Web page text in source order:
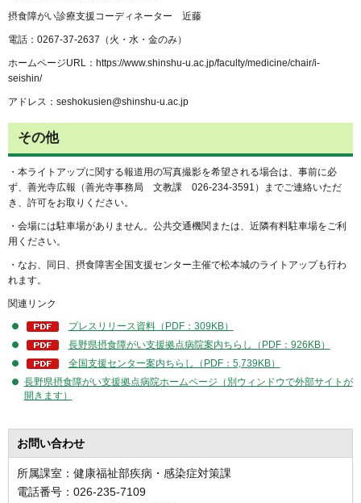
摂食障がい診療支援コーディネーター 近藤
電話：0267-37-2637（火・水・金のみ）
ホームページURL：https://www.shinshu-u.ac.jp/faculty/medicine/chair/i-
seishin/
アドレス：seshokusien@shinshu-u.ac.jp
その他
・本ライトアップに関する報道用の写真撮影を希望される場合は、事前に必
ず、善光寺広報（善光寺事務局 文教課 026-234-3591）までご連絡いただ
き、許可をお取りください。
・会場には駐車場がありません。公共交通機関または、近隣有料駐車場をご利
用ください。
・なお、同日、摂食障害全国支援センター主催で松本城のライトアップも行わ
れます。
関連リンク
プレスリリース資料（PDF：309KB）
長野県摂食障がい支援拠点病院案内ちらし（PDF：926KB）
全国支援センター案内ちらし（PDF：5,739KB）
長野県摂食障がい支援拠点病院ホームページ（別ウィンドウで外部サイトが
開きます）
お問い合わせ
所属課室：健康福祉部疾病・感染症対策課
電話番号：026-235-7109